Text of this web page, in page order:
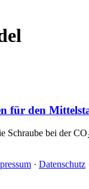
für den
Schraube bei der
· Datenschutz